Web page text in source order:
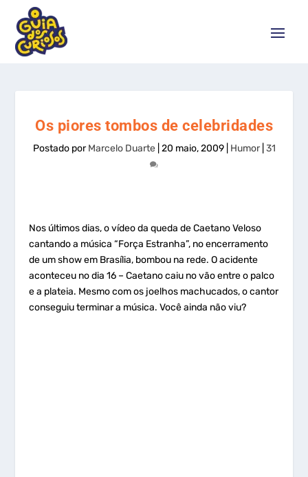
Os piores tombos de celebridades
Postado porMarcelo Duarte| 20 maio, 2009| Humor| 31
Nos últimos dias, o vídeo da queda de Caetano Veloso
cantando a música “Força Estranha”, no encerramento
de um show em Brasília, bombou na rede. O acidente
aconteceu no dia 16 – Caetano caiu no vão entre o palco
e a plateia. Mesmo com os joelhos machucados, o cantor
conseguiu terminar a música. Você ainda não viu?